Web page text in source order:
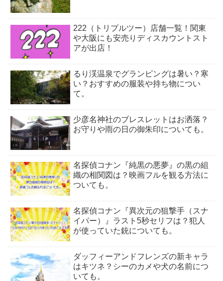
222（トリプルツー）店舗一覧！関東
や大阪にも安売りディスカウントスト
アが出店！
るり渓温泉でグランピングは暑い？寒
い？おすすめの服装や持ち物につい
て。
少彦名神社のブレスレットはお洒落？
お守りや雨の日の御朱印についても。
名探偵コナン『純黒の悪夢』の黒の組
織の相関図は？映画フルを観る方法に
ついても。
名探偵コナン『異次元の狙撃手（スナ
イパー）』ラスト5秒セリフは？犯人
が使っていた銃についても。
ダッフィーアンドフレンズの新キャラ
はキツネ？シーのカメや犬の名前につ
いても。